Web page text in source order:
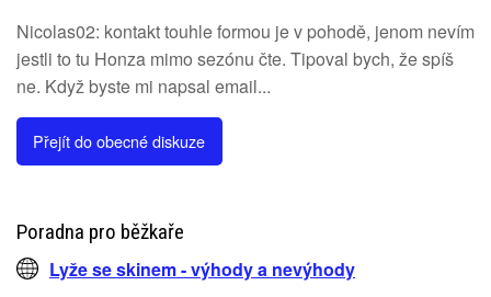
Nicolas02: kontakt touhle formou je v pohodě, jenom nevím
jestli to tu Honza mimo sezónu čte. Tipoval bych, že spíš
ne. Když byste mi napsal email...
Přejít do obecné diskuze
Poradna pro běžkaře
Lyže se skinem - výhody a nevýhody